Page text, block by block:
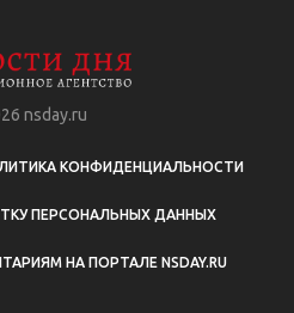
nsday.ru
КОНФИДЕНЦИАЛЬНОСТИ
ПЕРСОНАЛЬНЫХ ДАННЫХ
НА ПОРТАЛЕ NSDAY.RU